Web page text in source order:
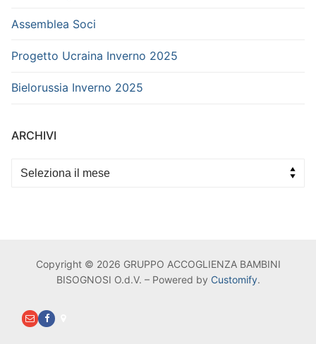
Assemblea Soci
Progetto Ucraina Inverno 2025
Bielorussia Inverno 2025
ARCHIVI
Archivi
Copyright © 2026 GRUPPO ACCOGLIENZA BAMBINI
BISOGNOSI O.d.V. – Powered by Customify.